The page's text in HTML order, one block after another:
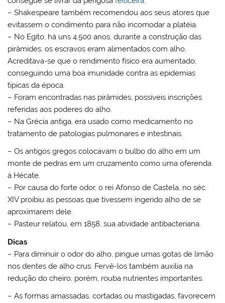
– Shakespeare também recomendou aos seus atores que
evitassem o condimento para não incomodar a platéia.
– No Egito, há uns 4.500 anos, durante a construção das
pirâmides, os escravos eram alimentados com alho.
Acreditava-se que o rendimento físico era aumentado,
conseguindo uma boa imunidade contra as epidemias
típicas da época.
– Foram encontradas nas pirâmides, possíveis inscrições
referidas aos poderes do alho.
– Na Grécia antiga, era usado como medicamento no
tratamento de patologias pulmonares e intestinais.
– Os antigos gregos colocavam o bulbo do alho em um
monte de pedras em um cruzamento como uma oferenda
à Hécate.
– Por causa do forte odor, o rei Afonso de Castela, no séc.
XIV proibiu as pessoas que tivessem ingerido alho de se
aproximarem dele.
– Pasteur relatou, em 1858, sua atividade antibacteriana.
Dicas
– Para diminuir o odor do alho, pingue umas gotas de limão
nos dentes de alho crus. Fervê-los também auxilia na
redução do cheiro, porém, rouba nutrientes importantes.
– As formas amassadas, cortadas ou mastigadas, favorecem